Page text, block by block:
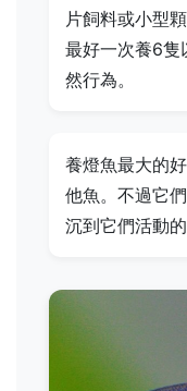
片飼料或小型
最好一次養6隻
然行為。
養燈魚最大的
他魚。不過它
沉到它們活動的